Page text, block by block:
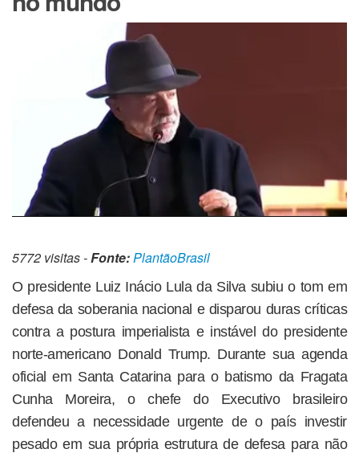
5772 visitas -Fonte: PlantãoBrasil
O presidente Luiz Inácio Lula da Silva subiu o tom em
defesa da soberania nacional e disparou duras críticas
contra a postura imperialista e instável do presidente
norte-americano Donald Trump. Durante sua agenda
oficial em Santa Catarina para o batismo da Fragata
Cunha Moreira, o chefe do Executivo brasileiro
defendeu a necessidade urgente de o país investir
pesado em sua própria estrutura de defesa para não